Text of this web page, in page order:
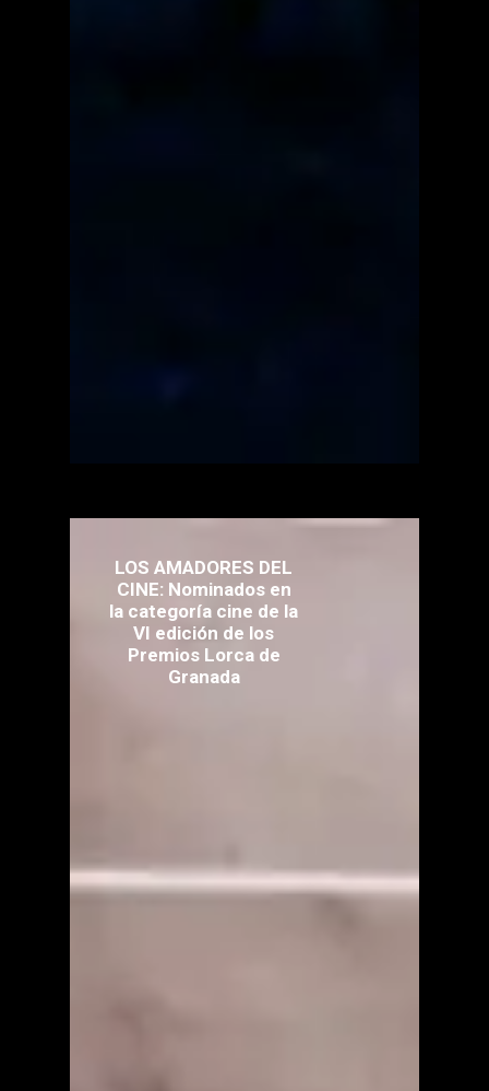
LOS AMADORES DEL
CINE: Nominados en
la categoría cine de la
VI edición de los
Premios Lorca de
Granada